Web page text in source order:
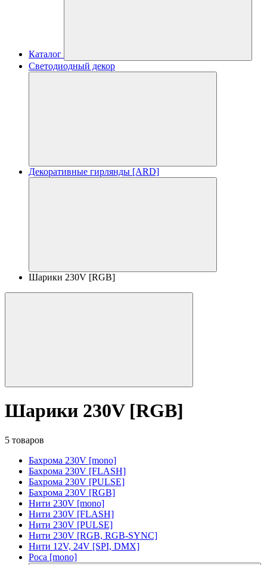
Каталог
Светодиодный декор
Декоративные гирлянды [ARD]
Шарики 230V [RGB]
Шарики 230V [RGB]
5 товаров
Бахрома 230V [mono]
Бахрома 230V [FLASH]
Бахрома 230V [PULSE]
Бахрома 230V [RGB]
Нити 230V [mono]
Нити 230V [FLASH]
Нити 230V [PULSE]
Нити 230V [RGB, RGB-SYNC]
Нити 12V, 24V [SPI, DMX]
Роса [mono]